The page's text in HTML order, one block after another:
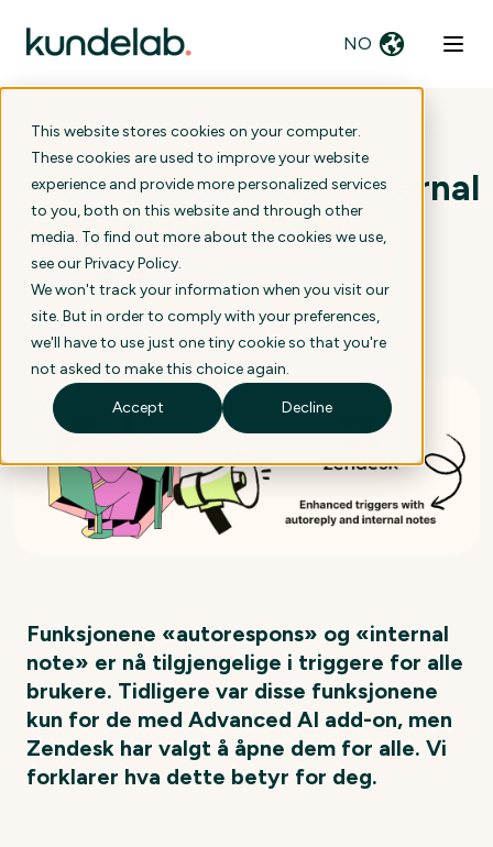
This website stores cookies on your computer.
These cookies are used to improve your website
experience and provide more personalized services
to you, both on this website and through other
media. To find out more about the cookies we use,
see ourPrivacy Policy.
We won't track your information when you visit our
site. But in order to comply with your preferences,
we'll have to use just one tiny cookie so that you're
not asked to make this choice again.
Accept Decline
NO
«Autorespons» og «internal
note» tilgjengelige i
triggere
24. februar 2025
Funksjonene «autorespons» og «internal
note» er nå tilgjengelige i triggere for alle
brukere. Tidligere var disse funksjonene
kun for de med Advanced AI add-on, men
Zendesk har valgt å åpne dem for alle. Vi
forklarer hva dette betyr for deg.